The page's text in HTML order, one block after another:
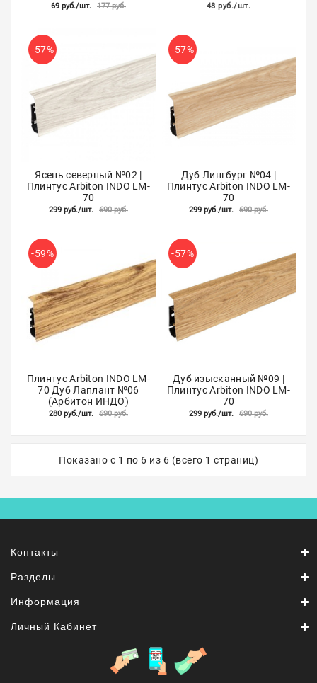
Самовывоз
Контакты
69 руб./шт. 177 руб. 48 руб./шт.
-57%
Ясень северный №02 |
Плинтус Arbiton INDO LM-
70
299 руб./шт. 690 руб.
-57%
Дуб Лингбург №04 |
Плинтус Arbiton INDO LM-
70
299 руб./шт. 690 руб.
-59%
Плинтус Arbiton INDO LM-
70 Дуб Лаплант №06
(Арбитон ИНДО)
280 руб./шт. 690 руб.
-57%
Дуб изысканный №09 |
Плинтус Arbiton INDO LM-
70
299 руб./шт. 690 руб.
Показано с 1 по 6 из 6 (всего 1 страниц)
Контакты
Разделы
Информация
Личный Кабинет